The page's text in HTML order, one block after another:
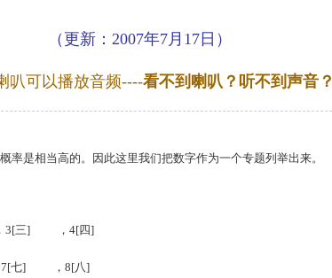
（更新：2007年7月17日）
叭可以播放音频----看不到喇叭？听不到声音？
率是相当高的。因此这里我们把数字作为一个专题列举出来。
3[三] ，4[四]
7[七] ，8[八]